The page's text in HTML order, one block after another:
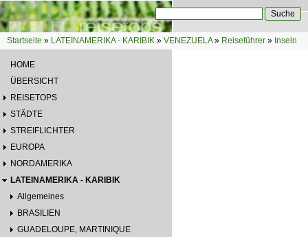
Direkt zum Inhalt
Suchformular
Sie sind hier
Startseite » LATEINAMERIKA - KARIBIK » VENEZUELA» Reiseführer » Inseln
HOME
ÜBERSICHT
REISETOPS
STÄDTE
STREIFLICHTER
EUROPA
NORDAMERIKA
LATEINAMERIKA - KARIBIK
Allgemeines
BRASILIEN
GUADELOUPE, MARTINIQUE